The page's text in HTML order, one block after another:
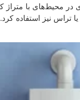
تراس نیز استفاده کرد.